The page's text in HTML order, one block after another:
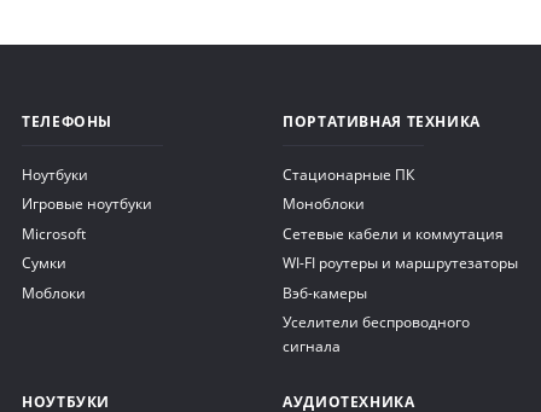
ТЕЛЕФОНЫ
Ноутбуки
Игровые ноутбуки
Microsoft
Сумки
Моблоки
ПОРТАТИВНАЯ ТЕХНИКА
Стационарные ПК
Моноблоки
Сетевые кабели и коммутация
WI-FI роутеры и маршрутезаторы
Вэб-камеры
Уселители беспроводного
сигнала
НОУТБУКИ АУДИОТЕХНИКА